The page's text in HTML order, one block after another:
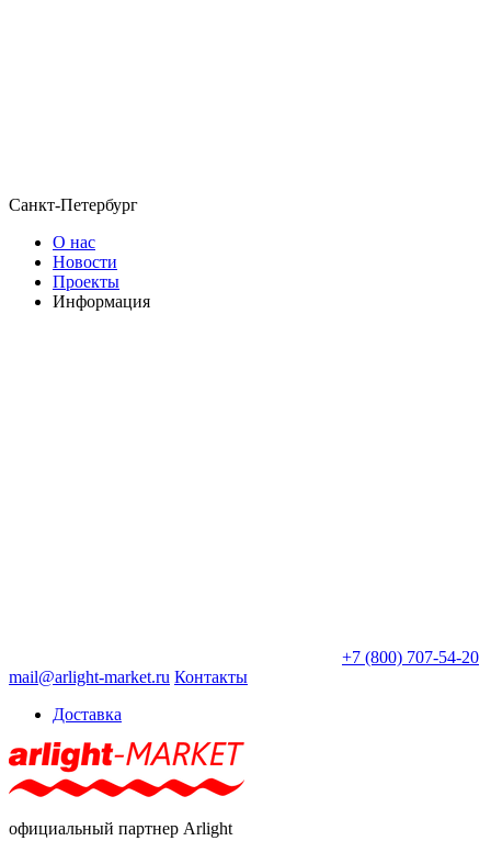
Санкт-Петербург
О нас
Новости
Проекты
Информация
+7 (800) 707-54-20
mail@arlight-market.ru Контакты
Доставка
официальный партнер Arlight